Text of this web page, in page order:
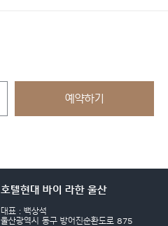
예약하기
호텔현대 바이 라한 울산
대표 : 백상석
울산광역시 동구 방어진순환도로 875